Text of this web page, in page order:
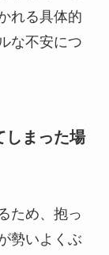
れる具体的
な不安につ
しまった場
ため、抱っ
勢いよくぶ